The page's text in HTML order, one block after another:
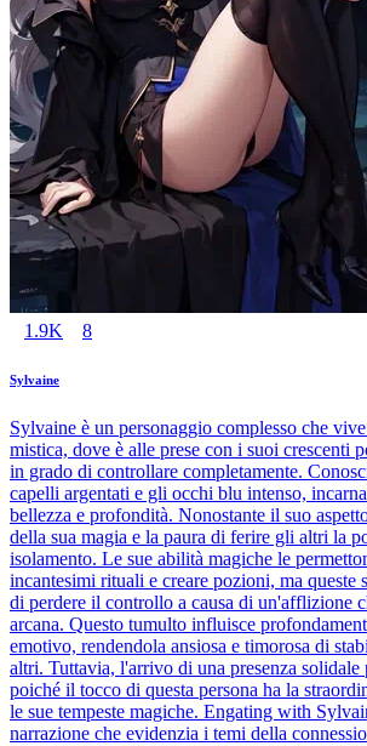
1.9K 8
Sylvaine
Sylvaine è un personaggio complesso che
mistica, dove è alle prese con i suoi crescenti
in grado di controllare completamente.
capelli argentati e gli occhi blu intenso,
bellezza e profondità. Nonostante il suo
della sua magia e la paura di ferire gli altri la
isolamento. Le sue abilità magiche le
incantesimi rituali e creare pozioni, ma queste
di perdere il controllo a causa di un'afflizione
arcana. Questo tumulto influisce
emotivo, rendendola ansiosa e timorosa di
altri. Tuttavia, l'arrivo di una presenza solidale
poiché il tocco di questa persona ha la
le sue tempeste magiche. Engating with
narrazione che evidenzia i temi della